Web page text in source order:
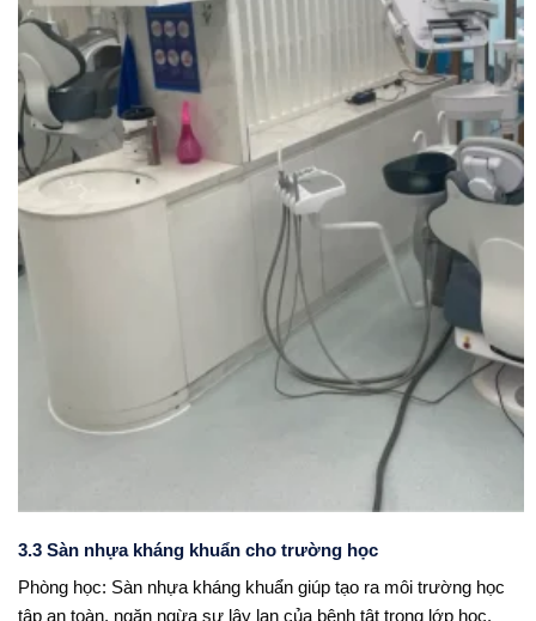
3.3 Sàn nhựa kháng khuẩn cho trường học
Phòng học: Sàn nhựa kháng khuẩn giúp tạo ra môi trường học
tập an toàn, ngăn ngừa sự lây lan của bệnh tật trong lớp học.